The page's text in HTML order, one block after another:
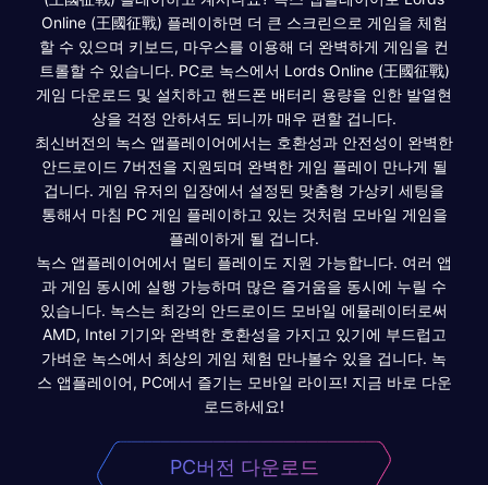
Online (王國征戰) 플레이하면 더 큰 스크린으로 게임을 체험
할 수 있으며 키보드, 마우스를 이용해 더 완벽하게 게임을 컨
트롤할 수 있습니다. PC로 녹스에서 Lords Online (王國征戰)
게임 다운로드 및 설치하고 핸드폰 배터리 용량을 인한 발열현
상을 걱정 안하셔도 되니까 매우 편할 겁니다.
최신버전의 녹스 앱플레이어에서는 호환성과 안전성이 완벽한
안드로이드 7버전을 지원되며 완벽한 게임 플레이 만나게 될
겁니다. 게임 유저의 입장에서 설정된 맞춤형 가상키 세팅을
통해서 마침 PC 게임 플레이하고 있는 것처럼 모바일 게임을
플레이하게 될 겁니다.
녹스 앱플레이어에서 멀티 플레이도 지원 가능합니다. 여러 앱
과 게임 동시에 실행 가능하며 많은 즐거움을 동시에 누릴 수
있습니다. 녹스는 최강의 안드로이드 모바일 에뮬레이터로써
AMD, Intel 기기와 완벽한 호환성을 가지고 있기에 부드럽고
가벼운 녹스에서 최상의 게임 체험 만나볼수 있을 겁니다. 녹
스 앱플레이어, PC에서 즐기는 모바일 라이프! 지금 바로 다운
로드하세요!
PC버전 다운로드